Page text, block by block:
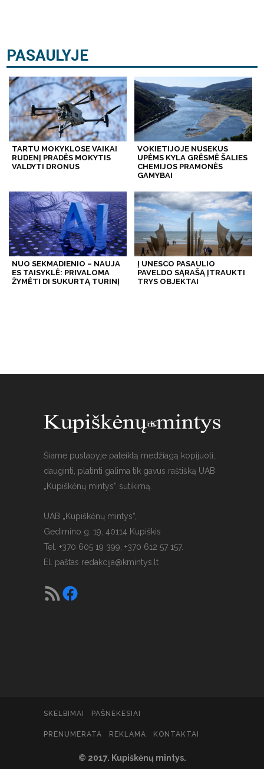
PASAULYJE
TARTU MOKYKLOSE VAIKAI
RUDENĮ PRADĖS MOKYTIS
VALDYTI DRONUS
VOKIETIJOJE NUSEKUS
UPĖMS KYLA GRĖSMĖ ŠALIES
CHEMIJOS PRAMONĖS
GAMYBAI
NUO SEKMADIENIO – NAUJA
ES TAISYKLĖ: PRIVALOMA
ŽYMĖTI DI SUKURTĄ TURINĮ
Į UNESCO PASAULIO
PAVELDO SĄRAŠĄ ĮTRAUKTI
TRYS OBJEKTAI
Šiame puslapyje pateiktą medžiagą kopijuoti,
dauginti, platinti galima tik gavus raštišką UAB
„Kupiškėnų mintys“ sutikimą.
UAB „Kupiškėnų mintys“,
Gedimino g. 19, 40114 Kupiškis
Tel. +370 605 19 399, +370 612 57 157.
El. paštas redakcija@kmintys.lt
SKELBIMAI PAŠNEKESIAI
© 2017. Kupiškėnų mintys.
PRENUMERATA REKLAMA KONTAKTAI